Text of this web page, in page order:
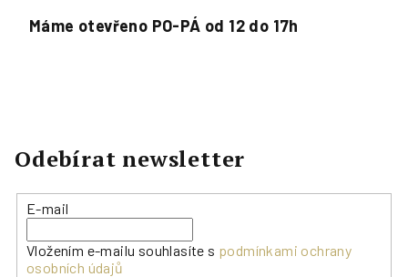
Máme otevřeno PO-PÁ od 12 do 17h
Odebírat newsletter
E-mail
Vložením e-mailu souhlasíte s podmínkami ochrany
osobních údajů